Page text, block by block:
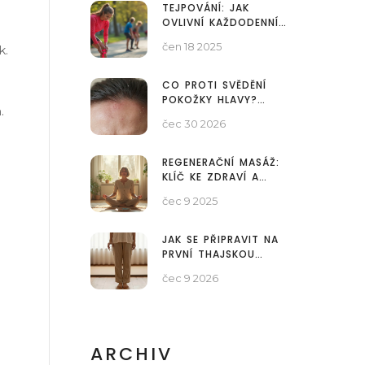
TEJPOVÁNÍ: JAK
OVLIVNÍ KAŽDODENNÍ
čen 18 2025
CO PROTI SVĚDĚNÍ
POKOŽKY HLAVY?
POMOCNÁ MASÁŽ
čec 30 2026
REGENERAČNÍ MASÁŽ:
KLÍČ KE ZDRAVÍ A
čec 9 2025
JAK SE PŘIPRAVIT NA
PRVNÍ THAJSKOU
PRŮVODCE PRO
čec 9 2026
ARCHIV